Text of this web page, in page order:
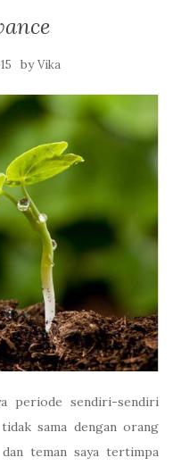
byVika
periode sendiri-sendiri
sama dengan orang
teman saya tertimpa